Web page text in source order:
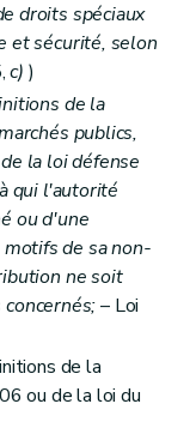
droits spéciaux
et sécurité, selon
c) )
de la
publics,
la loi défense
qui l'autorité
ou d'une
de sa non-
ne soit
– Loi
de la
ou de la loi du